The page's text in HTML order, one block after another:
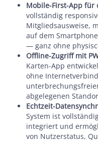
Mobile-First-App für
vollständig
Mitgliedsausweise,
auf dem
— ganz ohne
Offline-Zugriff mit
Karten-App
ohne
abgelegenen
Echtzeit-
System ist
integriert und
von Nutzerstatus,